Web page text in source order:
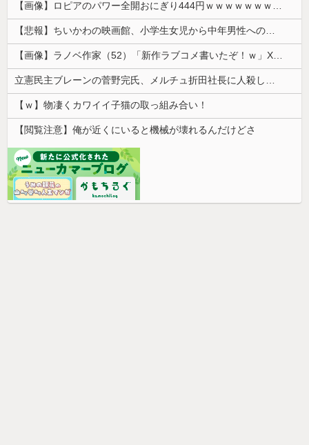
【画像】ロピアのパワー全開おにぎり444円ｗｗｗｗｗｗｗｗｗｗｗｗ
【悲報】ちいかわの映画館、小学生女児から中年男性への「おねだり」事案が発生するｗｗｗｗ
【画像】ラノベ作家（52）「新作ラブコメ書いたぞ！ｗ」X民「いい歳こいてラブコメ（笑）恥ずかしくないの？」←やめたれｗと話題に
立憲民主ブレーンの菅野完氏、メルチュ折田社長に人殺しを連呼
【ｗ】物凄くカワイイ子猫の取っ組み合い！
【閲覧注意】俺が近くにいると機械が壊れるんだけどさ